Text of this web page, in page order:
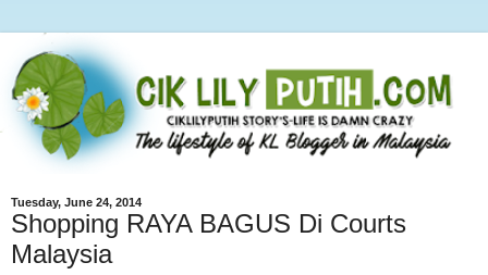
Tuesday, June 24, 2014
Shopping RAYA BAGUS Di Courts
Malaysia